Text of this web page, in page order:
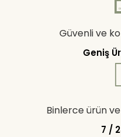
Güvenli ve
Geniş
Binlerce ürün
7 /